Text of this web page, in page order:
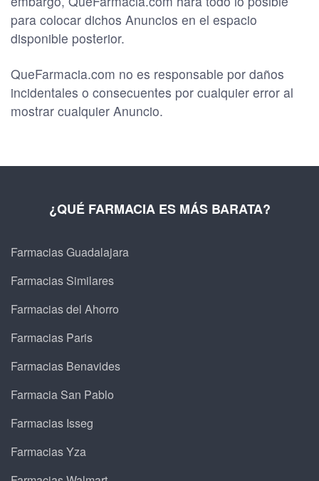
para colocar dichos Anuncios en el espacio
disponible posterior.
QueFarmacia.com no es responsable por daños
incidentales o consecuentes por cualquier error al
mostrar cualquier Anuncio.
¿QUÉ FARMACIA ES MÁS BARATA?
Farmacias Guadalajara
Farmacias Similares
Farmacias del Ahorro
Farmacias Paris
Farmacias Benavides
Farmacia San Pablo
Farmacias Isseg
Farmacias Yza